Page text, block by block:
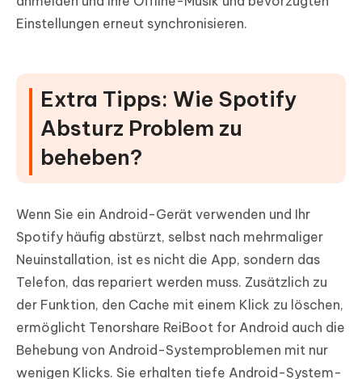
Einstellungen erneut synchronisieren.
Extra Tipps: Wie Spotify
Absturz Problem zu
beheben?
Wenn Sie ein Android-Gerät verwenden und Ihr
Spotify häufig abstürzt, selbst nach mehrmaliger
Neuinstallation, ist es nicht die App, sondern das
Telefon, das repariert werden muss. Zusätzlich zu
der Funktion, den Cache mit einem Klick zu löschen,
ermöglicht Tenorshare ReiBoot for Android auch die
Behebung von Android-Systemproblemen mit nur
wenigen Klicks. Sie erhalten tiefe Android-System-